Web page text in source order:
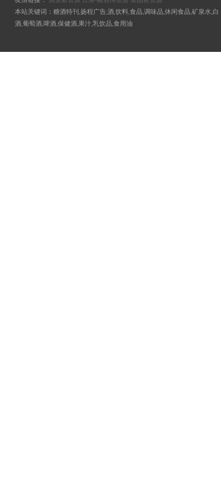
本站关键词：糖酒特刊,扬程广告,酒,饮料,食品,调味品,休闲食品,矿泉水,白
酒,葡萄酒,啤酒,保健酒,果汁,乳饮品,食用油